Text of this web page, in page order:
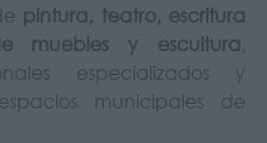
pintura, teatro, escritura
muebles y escultura
especializados y
municipales de